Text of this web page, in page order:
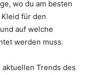
wo du am besten
für den
auf welche
werden muss.
Trends des